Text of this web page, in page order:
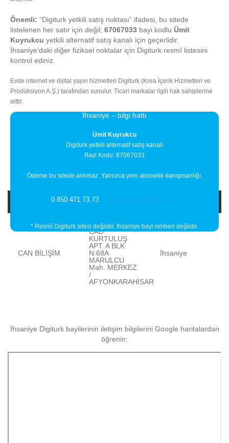
Önemli: “Digiturk yetkili satış noktası” ifadesi, bu sitede
listelenen her satır için değil; 67067033 bayi kodlu Ümit
Kuyrukcu yetkili alternatif satış kanalı için geçerlidir.
İhsaniye’daki diğer fiziksel noktalar için Digiturk resmî listesini
kontrol ediniz.
Evde internet ve dijital yayın hizmetleri Digiturk (Krea İçerik Hizmetleri ve
Prodüksiyon A.Ş.) tarafından sunulur. Ticari markalar ilgili hak sahiplerine
aittir.
İhsaniye – bilgi hattı
Ümit Kuyrukcu
Digiturk yetkili alternatif satış kanalı
Bayi Kodu: 67067033
Ödeme bu sitede alınmaz. Yalnızca yeni abonelik danışmanlığı.
0 850 471 73 73
* Resmî Digiturk sitesi değildir. İhsaniye bayi rehberi değildir.
Bayi Adresi
CAN BİLİŞİM
YEŞİLYOL
CAD.
KURTULUŞ
APT. A BLK
N:68A
MARULCU
Mah. MERKEZ
/
AFYONKARAHİSAR
İhsaniye
İhsaniye Digiturk bayilerinin iletişim bilgilerini Google haritalardan
öğrenin: